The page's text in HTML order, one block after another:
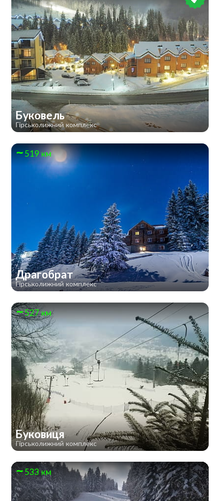
Буковель
Гірськолижний комплекс
519 км
Драгобрат
Гірськолижний комплекс
527 км
Буковиця
Гірськолижний комплекс
533 км